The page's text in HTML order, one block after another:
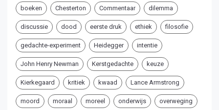
boeken Chesterton Commentaar dilemma
discussie dood eerste druk ethiek filosofie
gedachte-experiment Heidegger intentie
John Henry Newman Kerstgedachte keuze
Kierkegaard kritiek kwaad Lance Armstrong
moord moraal moreel onderwijs overweging